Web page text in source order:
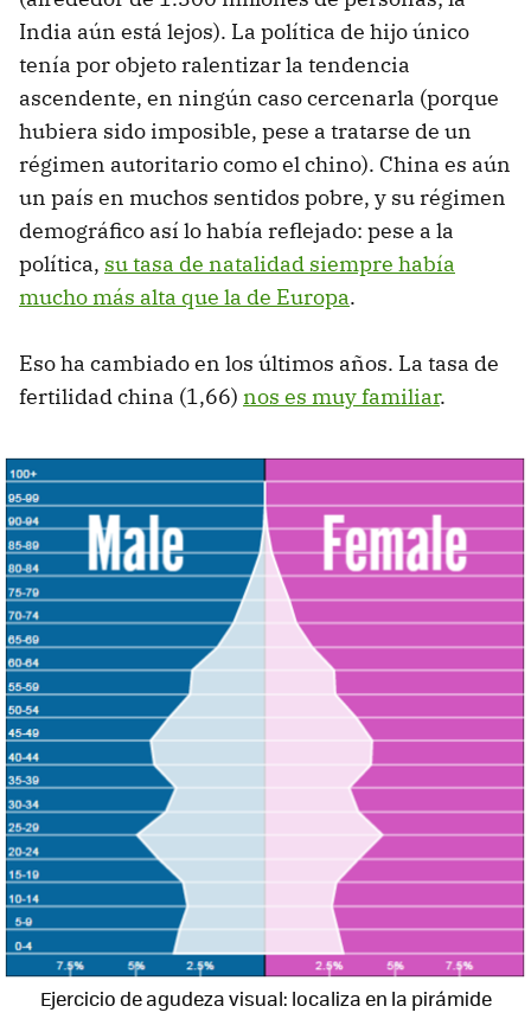
India aún está lejos). La política de hijo único
tenía por objeto ralentizar la tendencia
ascendente, en ningún caso cercenarla (porque
hubiera sido imposible, pese a tratarse de un
régimen autoritario como el chino). China es aún
un país en muchos sentidos pobre, y su régimen
demográfico así lo había reflejado: pese a la
política, su tasa de natalidad siempre había
mucho más alta que la de Europa.
Eso ha cambiado en los últimos años. La tasa de
fertilidad china (1,66) nos es muy familiar.
Ejercicio de agudeza visual: localiza en la pirámide